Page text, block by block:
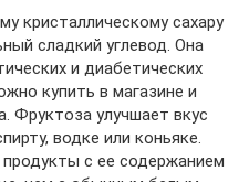
кристаллическому сахару
сладкий углевод. Она
и диабетических
купить в магазине и
улучшает вкус
водке или коньяке.
с ее содержанием